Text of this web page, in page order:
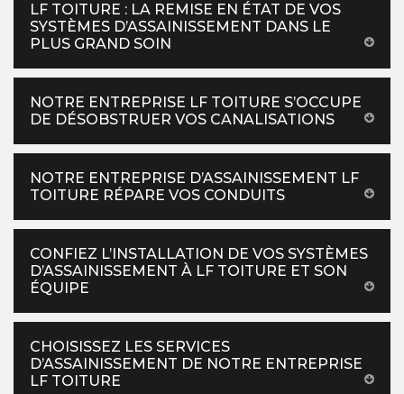
LF TOITURE : LA REMISE EN ÉTAT DE VOS
SYSTÈMES D’ASSAINISSEMENT DANS LE
PLUS GRAND SOIN
NOTRE ENTREPRISE LF TOITURE S’OCCUPE
DE DÉSOBSTRUER VOS CANALISATIONS
NOTRE ENTREPRISE D’ASSAINISSEMENT LF
TOITURE RÉPARE VOS CONDUITS
CONFIEZ L’INSTALLATION DE VOS SYSTÈMES
D’ASSAINISSEMENT À LF TOITURE ET SON
ÉQUIPE
CHOISISSEZ LES SERVICES
D’ASSAINISSEMENT DE NOTRE ENTREPRISE
LF TOITURE